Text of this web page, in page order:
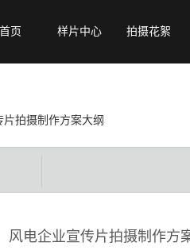
首页 样片中心 拍摄花絮
片拍摄制作方案大纲
风电企业宣传片拍摄制作方